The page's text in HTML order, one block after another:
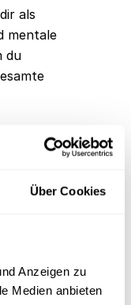
Über Cookies
Anzeigen zu
Medien anbieten
als
mentale
du
ein Interesse
Beratungs- und
frage deine